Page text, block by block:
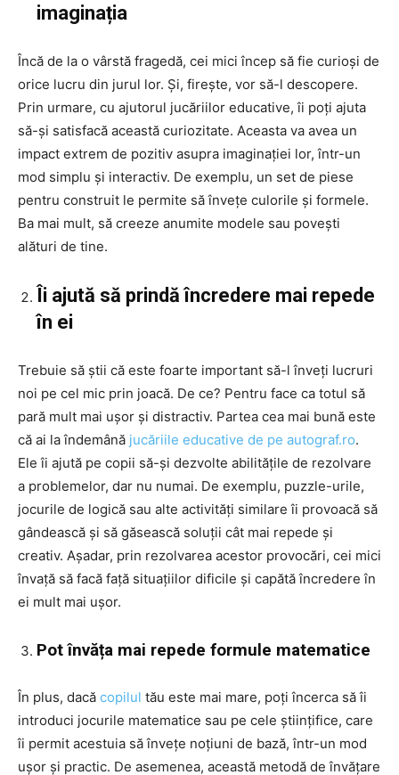
imaginația
Încă de la o vârstă fragedă, cei mici încep să fie curioși de
orice lucru din jurul lor. Și, firește, vor să-l descopere.
Prin urmare, cu ajutorul jucăriilor educative, îi poți ajuta
să-și satisfacă această curiozitate. Aceasta va avea un
impact extrem de pozitiv asupra imaginației lor, într-un
mod simplu și interactiv. De exemplu, un set de piese
pentru construit le permite să învețe culorile și formele.
Ba mai mult, să creeze anumite modele sau povești
alături de tine.
Îi ajută să prindă încredere mai repede
în ei
Trebuie să știi că este foarte important să-l înveți lucruri
noi pe cel mic prin joacă. De ce? Pentru face ca totul să
pară mult mai ușor și distractiv. Partea cea mai bună este
că ai la îndemână jucăriile educative de pe autograf.ro.
Eleîi ajută pe copii să-și dezvolte abilitățile de rezolvare
a problemelor, dar nu numai. De exemplu, puzzle-urile,
jocurile de logică sau alte activități similare îi provoacă să
gândească și să găsească soluții cât mai repede și
creativ. Așadar, prin rezolvarea acestor provocări, cei mici
învață să facă față situațiilor dificile și capătă încredere în
ei mult mai ușor.
Pot învăța mai repede formule matematice
În plus, dacă copilul tău este mai mare, poți încerca să îi
introduci jocurile matematice sau pe cele științifice, care
îi permit acestuia să învețe noțiuni de bază, într-un mod
ușor și practic. De asemenea, această metodă de învățare